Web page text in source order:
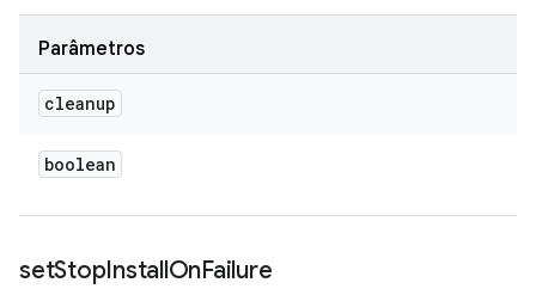
Parâmetros
cleanup
boolean
setStopInstallOnFailure